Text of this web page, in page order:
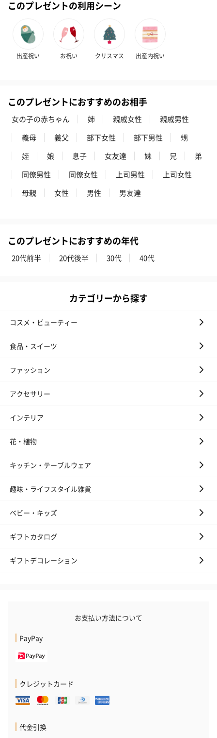
このプレゼントの利用シーン
出産祝い お祝い クリスマス 出産内祝い
このプレゼントにおすすめのお相手
女の子の赤ちゃん 姉 親戚女性
親戚男性
義母
義父 部下女性 部下男性
甥
姪
娘 息子 女友達 妹 兄
弟
同僚男性
同僚女性 上司男性
上司女性
母親
女性 男性 男友達
このプレゼントにおすすめの年代
20代前半 20代後半 30代 40代
カテゴリーから探す
コスメ・ビューティー
食品・スイーツ
ファッション
アクセサリー
インテリア
花・植物
キッチン・テーブルウェア
趣味・ライフスタイル雑貨
ベビー・キッズ
ギフトカタログ
ギフトデコレーション
お支払い方法について
PayPay
クレジットカード
代金引換